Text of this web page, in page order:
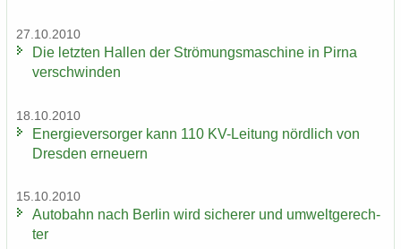
27.10.2010
Die letz­ten Hal­len der Strö­mungs­ma­schi­ne in Pirna
ver­schwin­den
18.10.2010
En­er­gie­ver­sor­ger kann 110 KV-​Leitung nörd­lich von
Dres­den er­neu­ern
15.10.2010
Au­to­bahn nach Ber­lin wird si­che­rer und um­welt­ge­rech­
ter